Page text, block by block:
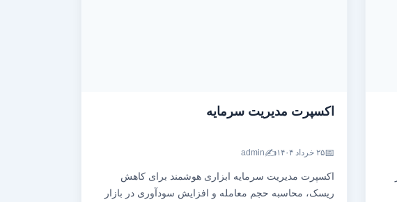
اکسپرت مدیریت سرمایه
📅۲۵ خرداد ۱۴۰۴ ✍️
admin
اکسپرت مدیریت سرمایه ابزاری هوشمند برای کاهش
ریسک، محاسبه حجم معامله و افزایش سودآوری در بازار